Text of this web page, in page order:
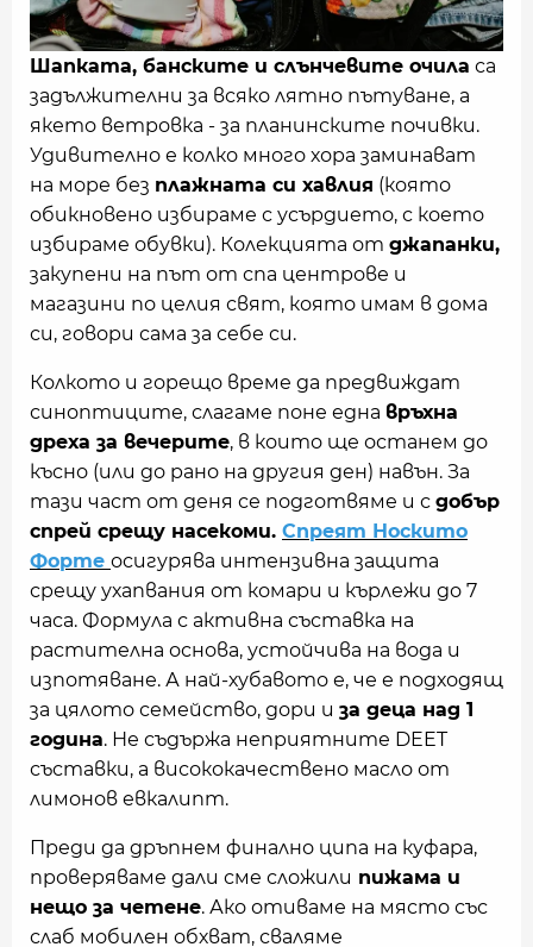
Шапката, банските и слънчевите очила са
задължителни за всяко лятно пътуване, а
якето ветровка - за планинските почивки.
Удивително е колко много хора заминават
на море без плажната си хавлия (която
обикновено избираме с усърдието, с което
избираме обувки). Колекцията от джапанки,
закупени на път от спа центрове и
магазини по целия свят, която имам в дома
си, говори сама за себе си.
Колкото и горещо време да предвиждат
синоптиците, слагаме поне една връхна
дреха за вечерите, в които ще останем до
късно (или до рано на другия ден) навън. За
тази част от деня се подготвяме и с добър
спрей срещу насекоми. Спреят Носкито
Форте осигурява интензивна защита
срещу ухапвания от комари и кърлежи до 7
часа. Формула с активна съставка на
растителна основа, устойчива на вода и
изпотяване. А най-хубавото е, че е подходящ
за цялото семейство, дори и за деца над 1
година. Не съдържа неприятните DEET
съставки, а висококачествено масло от
лимонов евкалипт.
Преди да дръпнем финално ципа на куфара,
проверяваме дали сме сложили пижама и
нещо за четене. Ако отиваме на място със
слаб мобилен обхват, сваляме